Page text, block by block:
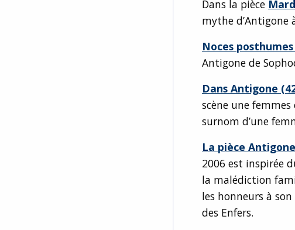
Dans la pièce
mythe d’Antigone
Noces
Antigone de
Dans Antigone
scène une
surnom d’une
La pièce
2006 est inspirée
la malédiction
les honneurs à
des Enfers.